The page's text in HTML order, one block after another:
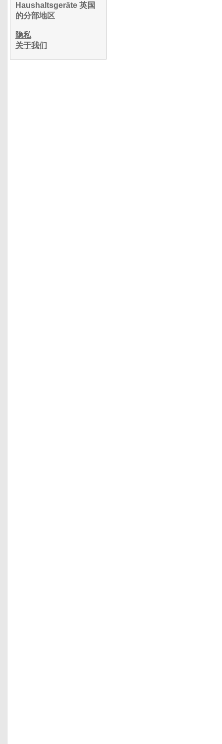
Haushaltsgeräte 英国
的分部地区
隐私
关于我们